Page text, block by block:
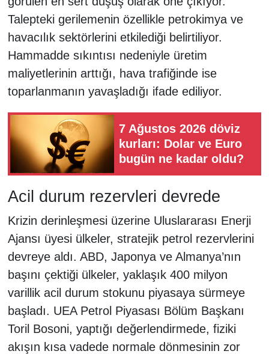
Talepteki gerilemenin özellikle petrokimya ve
havacılık sektörlerini etkilediği belirtiliyor.
Hammadde sıkıntısı nedeniyle üretim
maliyetlerinin arttığı, hava trafiğinde ise
toparlanmanın yavaşladığı ifade ediliyor.
7 Ağustos 2026 döviz
kurları: Dolar ve Euro
bugün ne kadar oldu?
Acil durum rezervleri devrede
Krizin derinleşmesi üzerine Uluslararası Enerji
Ajansı üyesi ülkeler, stratejik petrol rezervlerini
devreye aldı. ABD, Japonya ve Almanya’nın
başını çektiği ülkeler, yaklaşık 400 milyon
varillik acil durum stokunu piyasaya sürmeye
başladı. UEA Petrol Piyasası Bölüm Başkanı
Toril Bosoni, yaptığı değerlendirmede, fiziki
akışın kısa vadede normale dönmesinin zor